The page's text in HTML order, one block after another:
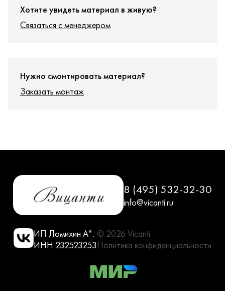
Хотите увидеть материал в живую?
Связаться с менеджером
Нужно смонтировать материал?
Заказать монтаж
8 (495) 532-32-30
info@vicanti.ru
ИП Ломихин А*.
ИНН 232523253
© 2026 Vicanti
Политика конфиденциальности